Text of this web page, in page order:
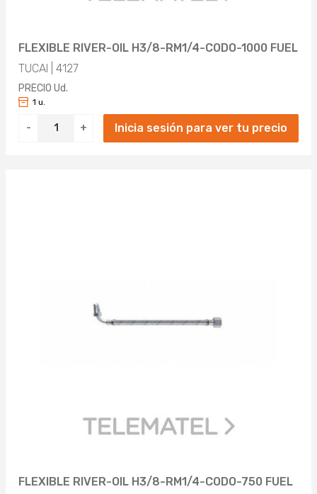
FLEXIBLE RIVER-OIL H3/8-RM1/4-CODO-1000 FUEL
TUCAI | 4127
PRECIO Ud.
- +
1 u.
Inicia sesión para ver tu precio
FLEXIBLE RIVER-OIL H3/8-RM1/4-CODO-750 FUEL